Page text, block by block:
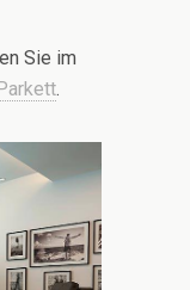
Sie im
.